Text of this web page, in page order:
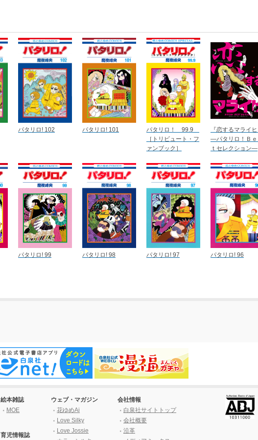
パタリロ! 102 パタリロ! 101
パタリロ！ 99.9
［トリビュート・フ
ァンブック］
『恋するマライ
―パタリロ！Ｂ
ｔセレクション―
パタリロ! 99 パタリロ! 98 パタリロ! 97 パタリロ! 96
絵本雑誌
MOE
育児情報誌
ウェブ・マガジン
花ゆめAi
Love Silky
Love Jossie
会社情報
白泉社サイトトップ
会社概要
沿革